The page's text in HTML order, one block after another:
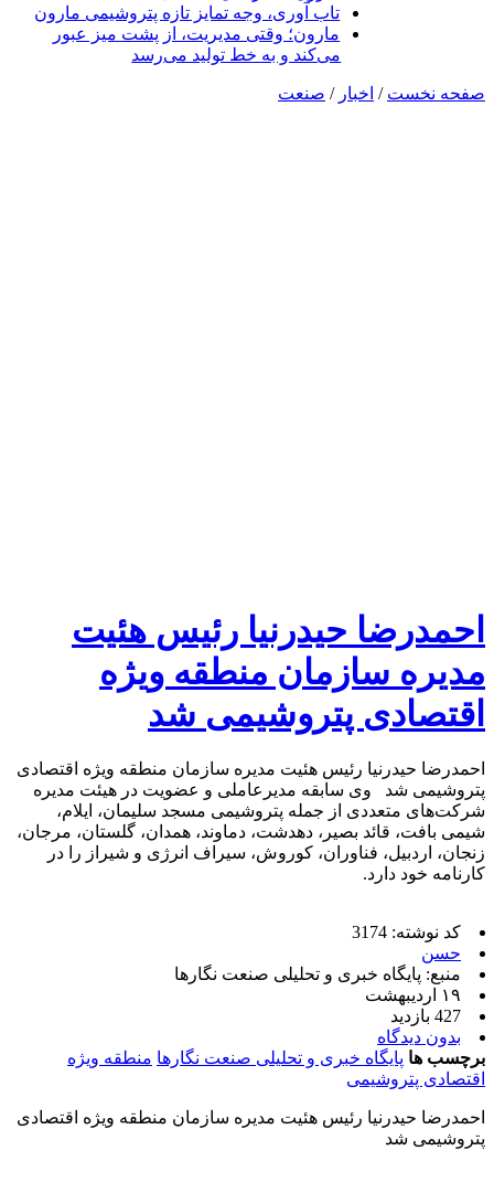
تاب آوری، وجه تمایز تازه پتروشیمی مارون
مارون؛ وقتی مدیریت، از پشت میز عبور
می‌کند و به خط تولید می‌رسد
صفحه نخست / اخبار / صنعت
احمدرضا حیدرنیا رئیس هئیت
مدیره سازمان منطقه ویژه
اقتصادی پتروشیمی شد
احمدرضا حیدرنیا رئیس هئیت مدیره سازمان منطقه ویژه اقتصادی
پتروشیمی شد وی سابقه مدیرعاملی و عضویت در هیئت مدیره
شرکت‌های متعددی از جمله پتروشیمی مسجد سلیمان، ایلام،
شیمی بافت، قائد بصیر، دهدشت، دماوند، همدان، گلستان، مرجان،
زنجان، اردبیل، فناوران، کوروش، سیراف انرژی و شیراز را در
کارنامه خود دارد.
کد نوشته: 3174
حسن
منبع: پایگاه خبری و تحلیلی صنعت نگارها
۱۹ اردیبهشت
427 بازدید
بدون دیدگاه
برچسب ها پایگاه خبری و تحلیلی صنعت نگارها منطقه ویژه
اقتصادی پتروشیمی
احمدرضا حیدرنیا رئیس هئیت مدیره سازمان منطقه ویژه اقتصادی
پتروشیمی شد